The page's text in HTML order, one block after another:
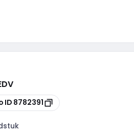
ID 8782391